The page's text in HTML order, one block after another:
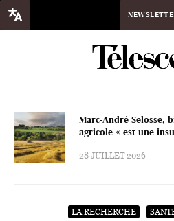
Marc-André Selosse,
agricole « est une
28 JUILLET 2026
LA RECHERCHE